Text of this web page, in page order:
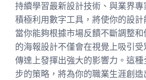
持續學習最新設計技術、與業界
積極利用數字工具，將使你的設計
當你能夠根據市場反饋不斷調整
的海報設計不僅會在視覺上吸引
傳達上發揮出強大的影響力。這
步的策略，將為你的職業生涯創